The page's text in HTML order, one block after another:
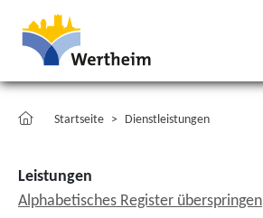
Startseite Dienstleistungen
Leistungen
Alphabetisches Register überspringen